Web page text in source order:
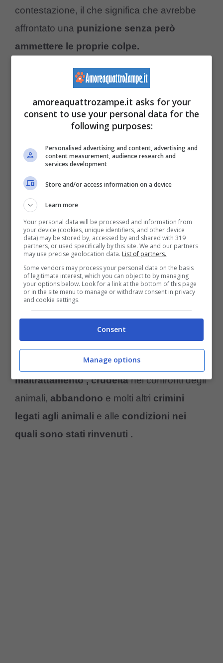
contestazione, il che significa che avrebbe
affrontato una punizione senza però
ammettere le proprie colpe.
L’uomo infatti dopo l’arresto aveva
raccontato che dopo un malore di un suo
parente si era recato in ospedale per
accompagnarlo, ma che al suo ritorno tutti gli
animali erano spariti. Adissolvere tutte le
sue dichiarazioniperò gli agenti hanno
trovato un filmato delle telecamere stradali
dove si vedrebbe nitidamente il suo
con una gabbia. Oltre al filmato che
inchioda l’uomo, vi sarebbe anche un
lucchetto di una delle gabbie sul quale ci
sarebbescritto nome e indirizzo
dell’uomo .
L’uomo dopo aver commesso l’orrido gesto
nell’aprile del 2021è stato condannato a
dello stesso anno per
maltrattamento , crudeltànei confronti degli
animali, abbandono e molti altri crimini
legati agli animali e alle condizioni nei
quali sono stati rinvenuti .
amoreaquattrozampe.it asks for your
consent to use your personal data for the
following purposes:
Personalised advertising and content, advertising and
content measurement, audience research and
services development
Store and/or access information on a device
Learn more
Your personal data will be processed and information from
your device (cookies, unique identifiers, and other device
data) may be stored by, accessed by and shared with 319
partners, or used specifically by this site. We and our partners
may use precise geolocation data. List of partners.
Some vendors may process your personal data on the basis
of legitimate interest, which you can object to by managing
your options below. Look for a link at the bottom of this page
or in the site menu to manage or withdraw consent in privacy
and cookie settings.
Consent
Manage options